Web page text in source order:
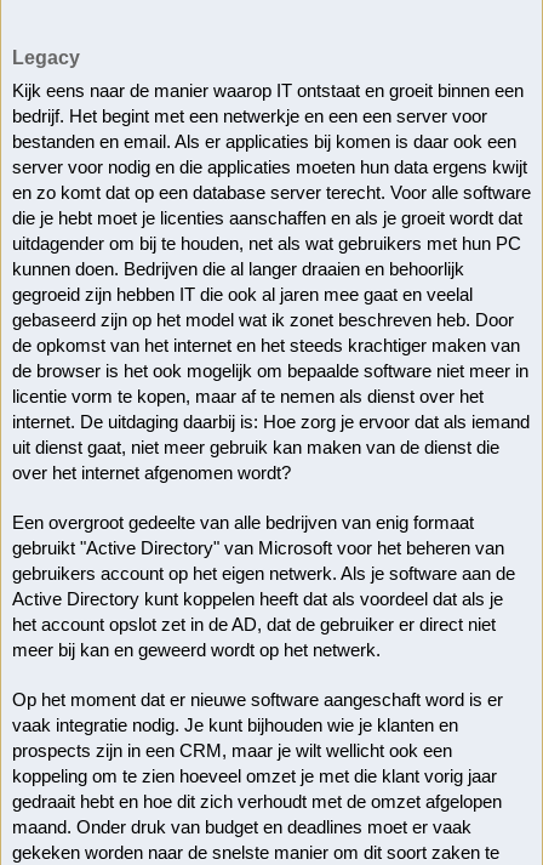
Legacy
Kijk eens naar de manier waarop IT ontstaat en groeit binnen een
bedrijf. Het begint met een netwerkje en een een server voor
bestanden en email. Als er applicaties bij komen is daar ook een
server voor nodig en die applicaties moeten hun data ergens kwijt
en zo komt dat op een database server terecht. Voor alle software
die je hebt moet je licenties aanschaffen en als je groeit wordt dat
uitdagender om bij te houden, net als wat gebruikers met hun PC
kunnen doen. Bedrijven die al langer draaien en behoorlijk
gegroeid zijn hebben IT die ook al jaren mee gaat en veelal
gebaseerd zijn op het model wat ik zonet beschreven heb. Door
de opkomst van het internet en het steeds krachtiger maken van
de browser is het ook mogelijk om bepaalde software niet meer in
licentie vorm te kopen, maar af te nemen als dienst over het
internet. De uitdaging daarbij is: Hoe zorg je ervoor dat als iemand
uit dienst gaat, niet meer gebruik kan maken van de dienst die
over het internet afgenomen wordt?
Een overgroot gedeelte van alle bedrijven van enig formaat
gebruikt "Active Directory" van Microsoft voor het beheren van
gebruikers account op het eigen netwerk. Als je software aan de
Active Directory kunt koppelen heeft dat als voordeel dat als je
het account opslot zet in de AD, dat de gebruiker er direct niet
meer bij kan en geweerd wordt op het netwerk.
Op het moment dat er nieuwe software aangeschaft word is er
vaak integratie nodig. Je kunt bijhouden wie je klanten en
prospects zijn in een CRM, maar je wilt wellicht ook een
koppeling om te zien hoeveel omzet je met die klant vorig jaar
gedraait hebt en hoe dit zich verhoudt met de omzet afgelopen
maand. Onder druk van budget en deadlines moet er vaak
gekeken worden naar de snelste manier om dit soort zaken te